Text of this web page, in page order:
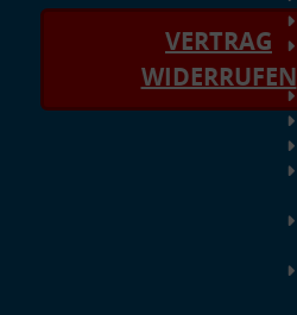
VERTRAG
WIDERRUFEN